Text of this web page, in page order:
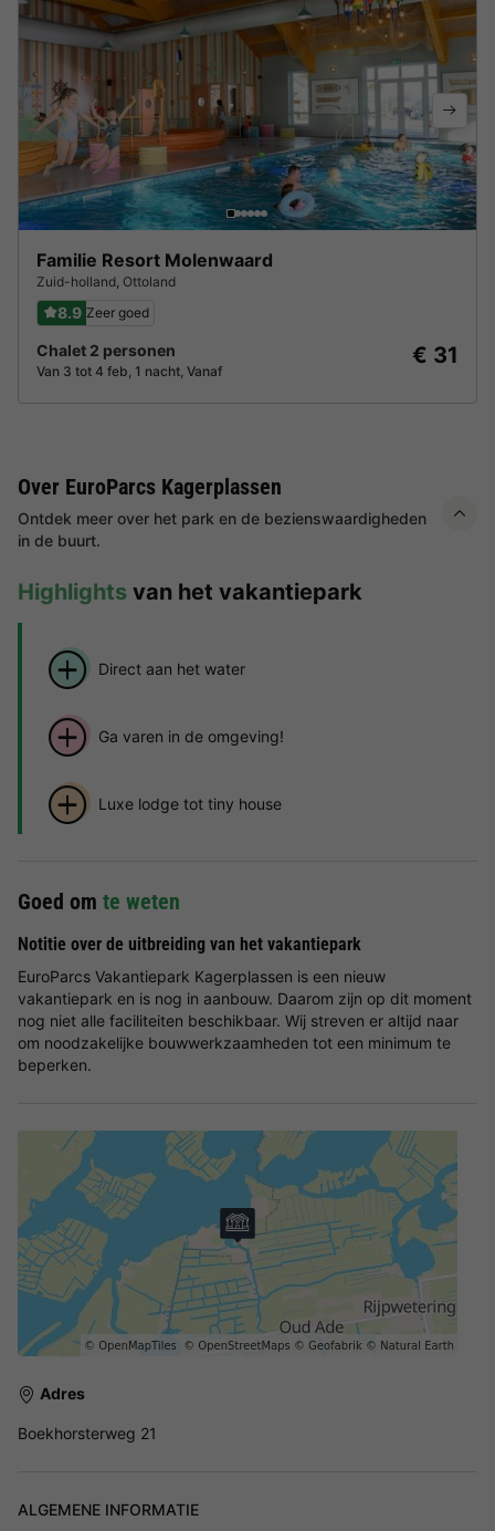
Familie Resort Molenwaard
Zuid-holland Ottoland
8.9 Zeer goed
Chalet 2 personen
Van 3 tot 4 feb, 1 nacht, Vanaf
€ 31
Over EuroParcs Kagerplassen
Ontdek meer over het park en de bezienswaardigheden
in de buurt.
Highlights van het vakantiepark
Direct aan het water
Ga varen in de omgeving!
Luxe lodge tot tiny house
Goed om te weten
Notitie over de uitbreiding van het vakantiepark
EuroParcs Vakantiepark Kagerplassen is een nieuw
vakantiepark en is nog in aanbouw. Daarom zijn op dit moment
nog niet alle faciliteiten beschikbaar. Wij streven er altijd naar
om noodzakelijke bouwwerkzaamheden tot een minimum te
beperken.
Adres
Boekhorsterweg 21
ALGEMENE INFORMATIE